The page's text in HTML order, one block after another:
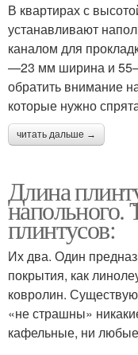
В квартирах с
устанавливают
каналом для
—23 мм ширина и
обратить внимание
которые нужно
читать дальше →
Длина
плинтусов:
Их два. Один
покрытия, как
ковролин.
«не страшны»
кафельные, ни